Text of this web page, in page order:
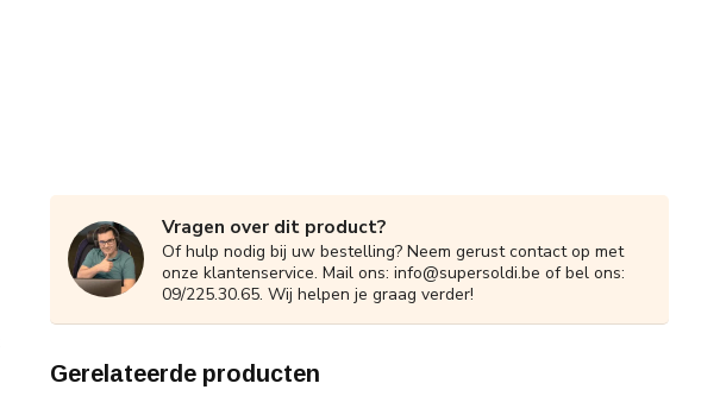
Vragen over dit product?
Of hulp nodig bij uw bestelling? Neem gerust contact op met
onze klantenservice. Mail ons: info@supersoldi.be of bel ons:
09/225.30.65. Wij helpen je graag verder!
Gerelateerde producten